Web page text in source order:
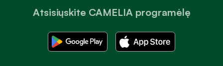
Atsisiųskite CAMELIA programėlę